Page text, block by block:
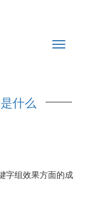
Toggle
什么
字组效果方面的成